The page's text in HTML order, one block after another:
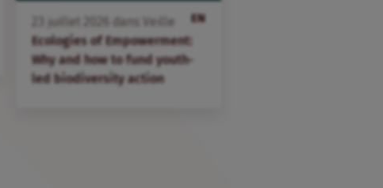
EN
juillet dans
Veille
Ecologies of Empowerment:
Why and how to fund youth-
led biodiversity action